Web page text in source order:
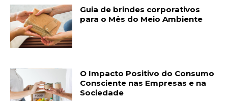
Guia de brindes corporativos
para o Mês do Meio Ambiente
O Impacto Positivo do Consumo
Consciente nas Empresas e na
Sociedade